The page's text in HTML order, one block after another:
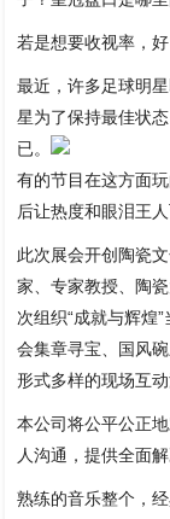
若是想要收视率，
最近，许多足球明
星为了保持最佳状
已。
有的节目在这方面
后让热度和眼泪王人
此次展会开创陶瓷
家、专家教授、陶
次组织“成就与辉煌
会集章寻宝、国风
形式多样的现场互动
本公司将公平公正
人沟通，提供全面
熟练的音乐整个，经